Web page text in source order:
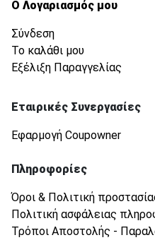
Ο Λογαριασμός μου
Σύνδεση
Το καλάθι μου
Εξέλιξη Παραγγελίας
Εταιρικές Συνεργασίες
Εφαρμογή Coupowner
Πληροφορίες
Όροι & Πολιτική
Πολιτική ασφάλειας
Τρόποι Αποστολής -